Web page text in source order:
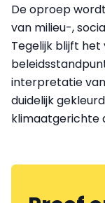
De oproep
van milieu-,
Tegelijk blijft
interpretatie
duidelijk
klimaatgerichte